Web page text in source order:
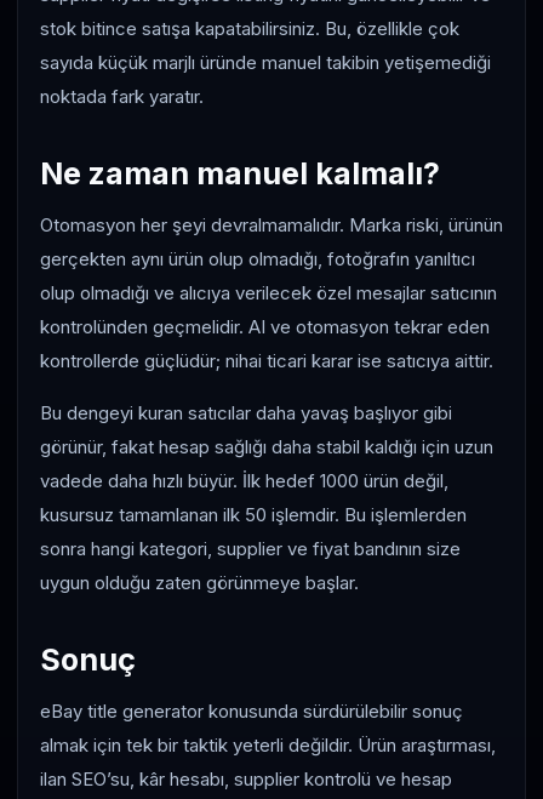
stok bitince satışa kapatabilirsiniz. Bu, özellikle çok
sayıda küçük marjlı üründe manuel takibin yetişemediği
noktada fark yaratır.
Ne zaman manuel kalmalı?
Otomasyon her şeyi devralmamalıdır. Marka riski, ürünün
gerçekten aynı ürün olup olmadığı, fotoğrafın yanıltıcı
olup olmadığı ve alıcıya verilecek özel mesajlar satıcının
kontrolünden geçmelidir. AI ve otomasyon tekrar eden
kontrollerde güçlüdür; nihai ticari karar ise satıcıya aittir.
Bu dengeyi kuran satıcılar daha yavaş başlıyor gibi
görünür, fakat hesap sağlığı daha stabil kaldığı için uzun
vadede daha hızlı büyür. İlk hedef 1000 ürün değil,
kusursuz tamamlanan ilk 50 işlemdir. Bu işlemlerden
sonra hangi kategori, supplier ve fiyat bandının size
uygun olduğu zaten görünmeye başlar.
Sonuç
eBay title generator konusunda sürdürülebilir sonuç
almak için tek bir taktik yeterli değildir. Ürün araştırması,
ilan SEO’su, kâr hesabı, supplier kontrolü ve hesap